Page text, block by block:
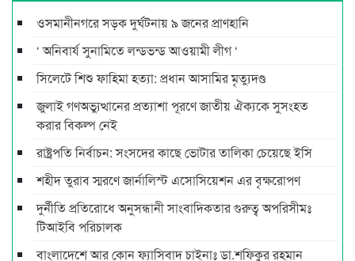
ওসমানীনগরে সড়ক দুর্ঘটনায় ৯ জনের প্রাণহানি
‘ অনিবার্য সুনামিতে লন্ডভন্ড আওয়ামী লীগ ‘
সিলেটে শিশু ফাহিমা হত্যা: প্রধান আসামির মৃত্যুদণ্ড
জুলাই গণঅভ্যুত্থানের প্রত্যাশা পূরণে জাতীয় ঐক্যকে সুসংহত
করার বিকল্প নেই
রাষ্ট্রপতি নির্বাচন: সংসদের কাছে ভোটার তালিকা চেয়েছে ইসি
শহীদ তুরাব স্মরণে জার্নালিস্ট এসোসিয়েশন এর বৃক্ষরোপণ
দুর্নীতি প্রতিরোধে অনুসন্ধানী সাংবাদিকতার গুরুত্ব অপরিসীমঃ
টিআইবি পরিচালক
বাংলাদেশে আর কোন ফ্যাসিবাদ চাইনাঃ ডা.শফিকুর রহমান